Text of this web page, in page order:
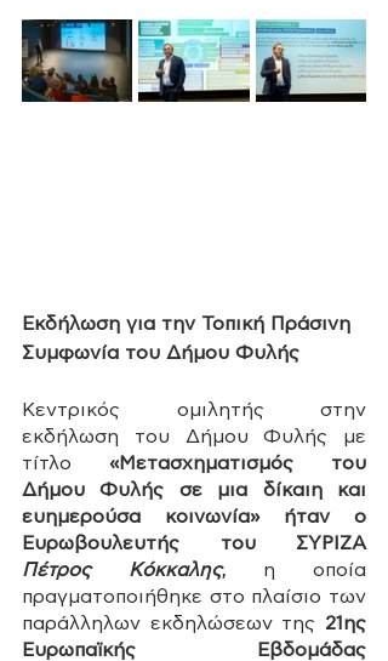
Εκδήλωση για την Τοπική Πράσινη
Συμφωνία του Δήμου Φυλής
Κεντρικός ομιλητής στην
εκδήλωση του Δήμου Φυλής με
τίτλο «Μετασχηματισμός του
Δήμου Φυλής σε μια δίκαιη και
ευημερούσα κοινωνία» ήταν ο
Πέτρος Κόκκαλης, η οποία
πραγματοποιήθηκε στο πλαίσιο των
παράλληλων εκδηλώσεων της 21ης
Ευρωπαϊκής Εβδομάδας